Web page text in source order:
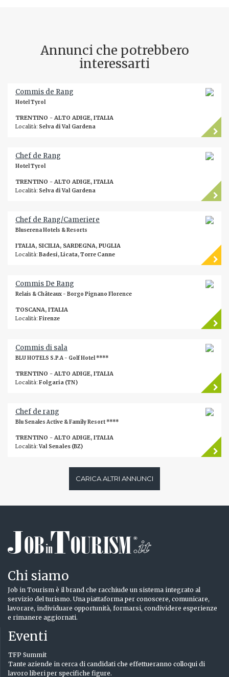
Annunci che potrebbero
interessarti
Commis de Rang
Hotel Tyrol
TRENTINO - ALTO ADIGE, ITALIA
Località: Selva di Val Gardena
Chef de Rang
Hotel Tyrol
TRENTINO - ALTO ADIGE, ITALIA
Località: Selva di Val Gardena
Chef de Rang/Cameriere
Bluserena Hotels & Resorts
ITALIA, SICILIA, SARDEGNA, PUGLIA
Località: Badesi, Licata, Torre Canne
Commis De Rang
Relais & Châteaux - Borgo Pignano Florence
TOSCANA, ITALIA
Località: Firenze
Commis di sala
BLU HOTELS S.P.A - Golf Hotel ****
TRENTINO - ALTO ADIGE, ITALIA
Località: Folgaria (TN)
Chef de rang
Blu Senales Active & Family Resort ****
TRENTINO - ALTO ADIGE, ITALIA
Località:Val Senales (BZ)
CARICA ALTRI ANNUNCI
Chi siamo
Job in Tourism è il brand che racchiude un sistema integrato al
servizio del turismo. Una piattaforma per conoscere, comunicare,
lavorare, individuare opportunità, formarsi, condividere esperienze
e rimanere aggiornati.
Eventi
TFP Summit
Tante aziende in cerca di candidati che effettueranno colloqui di
lavoro liberi per specifiche figure.